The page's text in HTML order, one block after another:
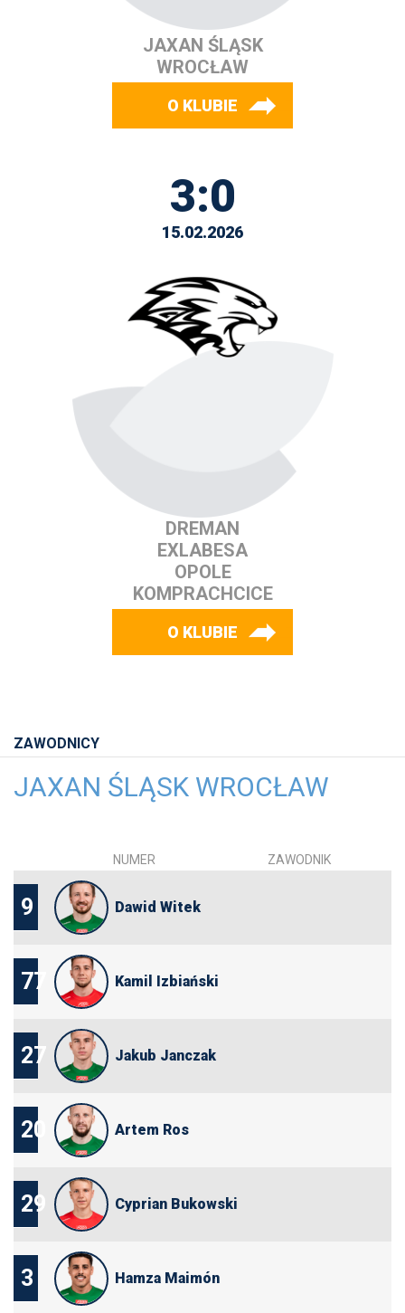
JAXAN ŚLĄSK
WROCŁAW
O KLUBIE
3:0
15.02.2026
DREMAN
EXLABESA
OPOLE
KOMPRACHCICE
O KLUBIE
ZAWODNICY
JAXAN ŚLĄSK WROCŁAW
NUMER ZAWODNIK
9 Dawid Witek
77 Kamil Izbiański
27 Jakub Janczak
20 Artem Ros
29 Cyprian Bukowski
3 Hamza Maimón